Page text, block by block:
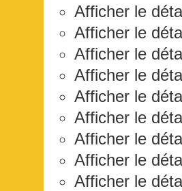
Afficher le
Afficher le
Afficher le
Afficher le
Afficher le
Afficher le
Afficher le
Afficher le
Afficher le